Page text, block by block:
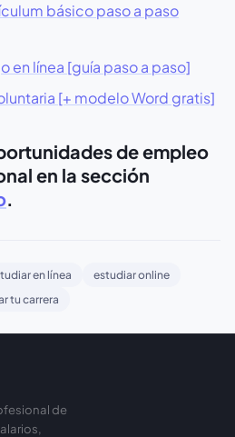
básico paso a paso
en línea [guía paso a paso]
[+ modelo Word gratis]
de empleo
en la sección
.
en línea
estudiar online
tu carrera
de